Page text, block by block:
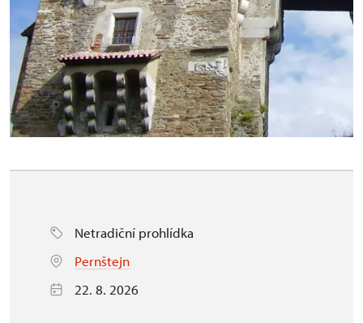
Netradiční prohlídka
Pernštejn
22. 8. 2026